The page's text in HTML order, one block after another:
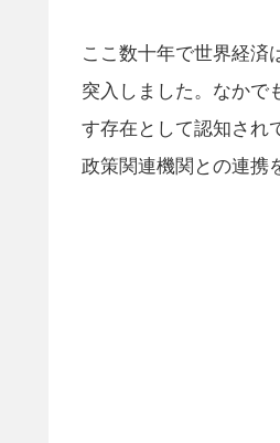
ここ数十年で世界経済
突入しました。なかで
す存在として認知され
政策関連機関との連携